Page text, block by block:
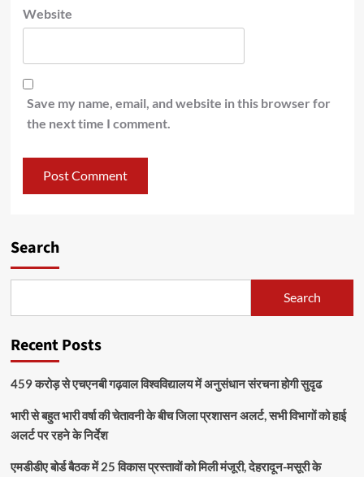
Website
Save my name, email, and website in this browser for
the next time I comment.
Search
Search
Recent Posts
459 करोड़ से एचएनबी गढ़वाल विश्वविद्यालय में अनुसंधान संरचना होगी सुदृढ
भारी से बहुत भारी वर्षा की चेतावनी के बीच जिला प्रशासन अलर्ट, सभी विभागों को हाई
अलर्ट पर रहने के निर्देश
एमडीडीए बोर्ड बैठक में 25 विकास प्रस्तावों को मिली मंजूरी, देहरादून-मसूरी के